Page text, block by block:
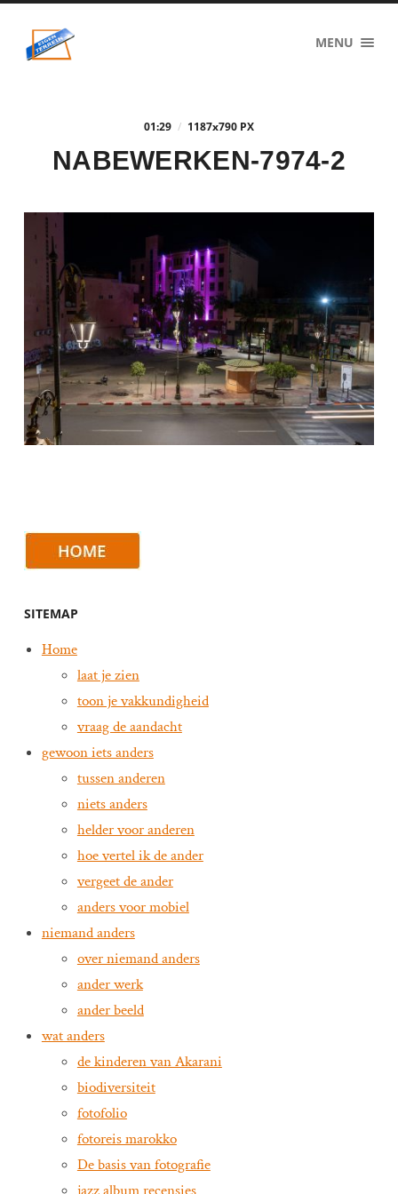
eigenzinnig
terrein
MENU
01:29 / 1187x790 PX
NABEWERKEN-7974-2
SITEMAP
Home
laat je zien
toon je vakkundigheid
vraag de aandacht
gewoon iets anders
tussen anderen
niets anders
helder voor anderen
hoe vertel ik de ander
vergeet de ander
anders voor mobiel
niemand anders
over niemand anders
ander werk
ander beeld
wat anders
de kinderen van Akarani
biodiversiteit
fotofolio
fotoreis marokko
De basis van fotografie